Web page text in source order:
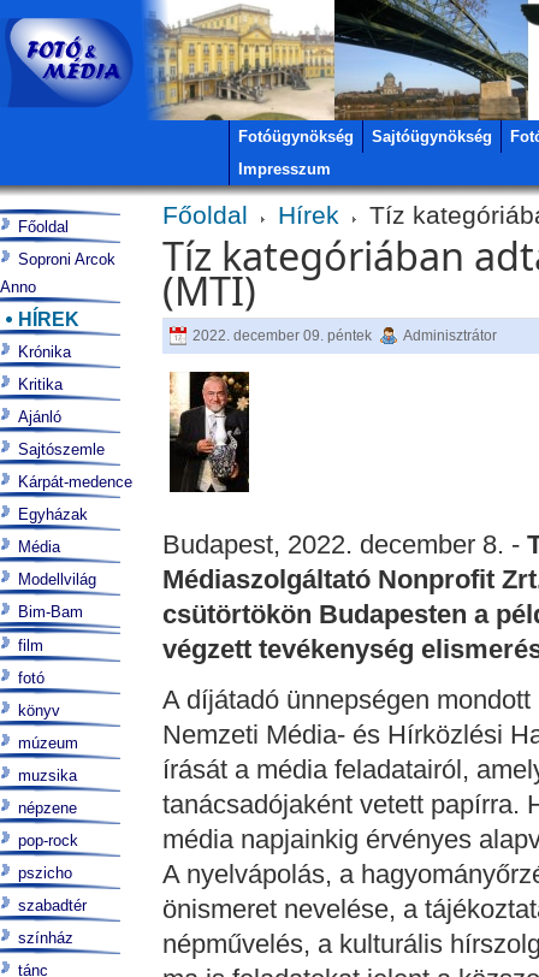
Fotóügynökség Sajtóügynökség
Impresszum
Főoldal Hírek Tíz
Tíz kategóriában
(MTI)
2022. december 09. péntek Adminisztrátor
Budapest, 2022. december 8. -
Médiaszolgáltató Nonprofit
csütörtökön Budapesten a
végzett tevékenység
A díjátadó ünnepségen
Nemzeti Média- és Hírközlési
írását a média feladatairól,
tanácsadójaként vetett papírra.
média napjainkig érvényes
A nyelvápolás, a
önismeret nevelése, a
népművelés, a kulturális
Főoldal
Soproni Arcok
Anno
HÍREK
Krónika
Kritika
Ajánló
Sajtószemle
Kárpát-medence
Egyházak
Média
Modellvilág
Bim-Bam
film
fotó
könyv
múzeum
muzsika
népzene
pop-rock
pszicho
szabadtér
színház
tánc